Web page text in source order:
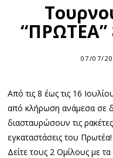
“ΠΡΩΤΕΑ”
07/07/
Από τις 8 έως τις 16
από κλήρωση ανάμεσα σε
διασταυρώσουν τις
εγκαταστάσεις του Πρωτέα!
Δείτε τους 2 Ομίλους με